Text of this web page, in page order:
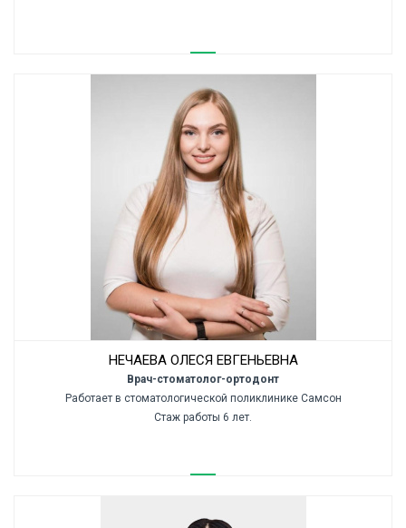
НЕЧАЕВА ОЛЕСЯ ЕВГЕНЬЕВНА
Врач-стоматолог-ортодонт
Работает в стоматологической поликлинике Самсон
Стаж работы 6 лет.